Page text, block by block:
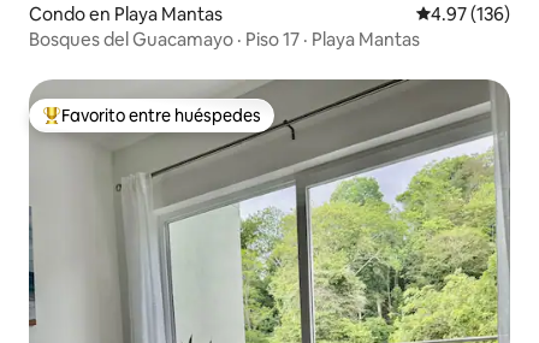
Condo en Playa Mantas Calificación
4.97 (136)
Bosques del Guacamayo · Piso 17 · Playa Mantas
Favorito entre huéspedes preferido
Favorito entre huéspedes